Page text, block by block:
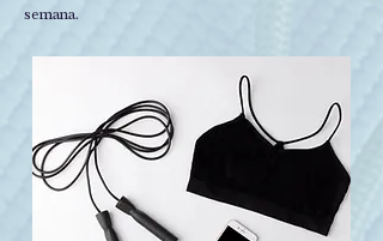
semana.